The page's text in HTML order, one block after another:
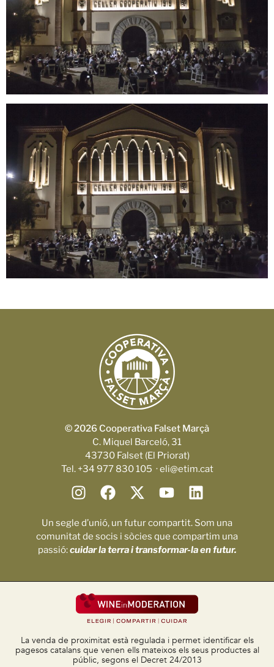
© 2026 Cooperativa Falset Marçà
C. Miquel Barceló, 31
43730 Falset (El Priorat)
Tel. +34 977 830 105 · eli@etim.cat
Un segle d’unió, un futur compartit. Som una
comunitat de socis i sòcies que compartim una
passió:cuidar la terra i transformar-la en futur.
La venda de proximitat està regulada i permet identificar els
pagesos catalans que venen ells mateixos els seus productes al
públic, segons el Decret 24/2013